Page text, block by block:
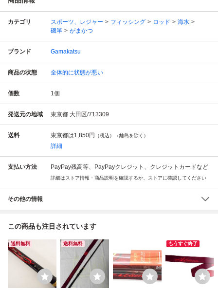
カテゴリ スポーツ、レジャー フィッシング ロッド
海水
磯竿
がまかつ
ブランド Gamakatsu
商品の状態 全体的に状態が悪い
個数 1個
発送元の地域 東京都 大田区/713309
送料 東京都は1,850円 （税込）（離島を除く）
詳細
支払い方法 PayPay残高等、PayPayクレジット、クレジットカードなど
詳細はストア情報・商品説明を確認するか、ストアに確認してください
その他の情報
この商品も注目されています
送料無料 送料無料 もうすぐ終了